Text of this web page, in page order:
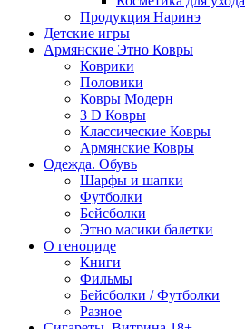
Продукция Наринэ
Детские игры
Армянские Этно Ковры
Коврики
Половики
Ковры Модерн
3 D Ковры
Классические Ковры
Армянские Ковры
Одежда. Обувь
Шарфы и шапки
Футболки
Бейсболки
Этно масики балетки
О геноциде
Книги
Фильмы
Бейсболки / Футболки
Разное